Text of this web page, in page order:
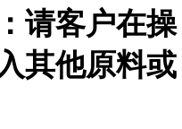
请客户在操
其他原料或